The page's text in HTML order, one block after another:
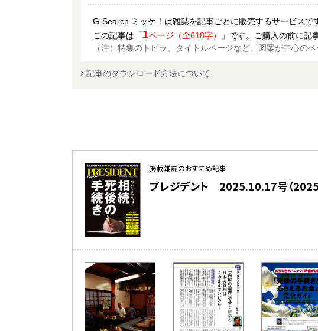
G-Search ミッケ！は雑誌を記事ごとに販売するサービスで
この記事は「1ページ（全618字）
」です。ご購入の前に記
（注）特集のトビラ、タイトルページなど、図案が中心のペ
記事のダウンロード方法について
掲載雑誌のおすすめ記事
プレジデント 2025.10.17号（